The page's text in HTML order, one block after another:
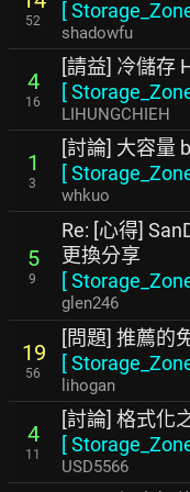
52 [
shadowfu
4
16
[請益] 冷儲存
[
LIHUNGCHIEH
1
3
[討論] 大容量
[
whkuo
5
9
Re: [心得]
更換分享
[
glen246
19
56
[問題] 推薦的
[
lihogan
4
11
[討論] 格式化
[
USD5566